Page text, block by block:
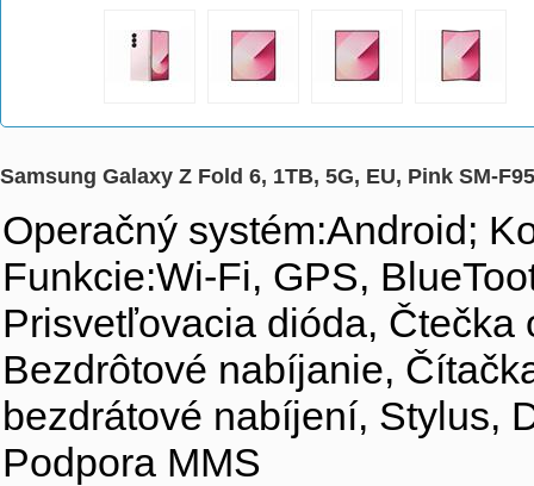
Samsung Galaxy Z Fold 6, 1TB, 5G, EU, Pink SM-
Operačný systém:Android;
Funkcie:Wi-Fi, GPS,
Prisvetľovacia dióda,
Bezdrôtové nabíjanie,
bezdrátové nabíjení, Stylus,
Podpora MMS